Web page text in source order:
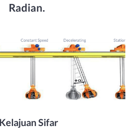
Radian.
Sifar